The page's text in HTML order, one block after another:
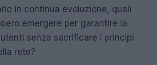
in continua evoluzione, quali
emergere per garantire la
senza sacrificare i principi
rete?